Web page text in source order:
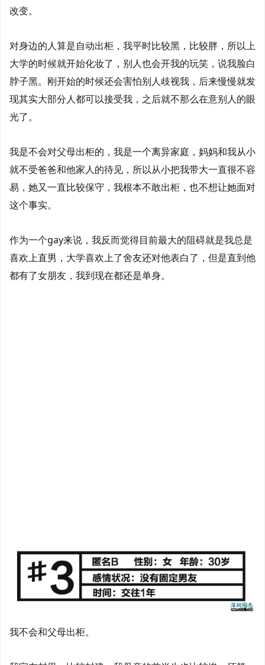
改变。
对身边的人算是自动出柜，我平时比较黑，比较胖，所以上
大学的时候就开始化妆了，别人也会开我的玩笑，说我脸白
脖子黑。刚开始的时候还会害怕别人歧视我，后来慢慢就发
现其实大部分人都可以接受我，之后就不那么在意别人的眼
光了。
我是不会对父母出柜的，我是一个离异家庭，妈妈和我从小
就不受爸爸和他家人的待见，所以从小把我带大一直很不容
易，她又一直比较保守，我根本不敢出柜，也不想让她面对
这个事实。
作为一个gay来说，我反而觉得目前最大的阻碍就是我总是
喜欢上直男，大学喜欢上了舍友还对他表白了，但是直到他
都有了女朋友，我到现在都还是单身。
我不会和父母出柜。